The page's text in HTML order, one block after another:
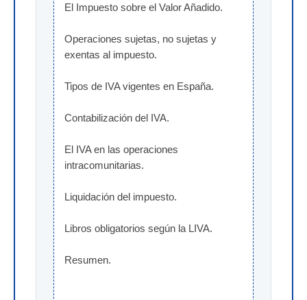
El Impuesto sobre el Valor Añadido.
Operaciones sujetas, no sujetas y
exentas al impuesto.
Tipos de IVA vigentes en España.
Contabilización del IVA.
El IVA en las operaciones
intracomunitarias.
Liquidación del impuesto.
Libros obligatorios según la LIVA.
Resumen.